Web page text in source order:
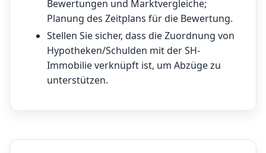
Bewertungen und Marktvergleiche;
Planung des Zeitplans für die Bewertung.
Stellen Sie sicher, dass die Zuordnung von
Hypotheken/Schulden mit der SH-
Immobilie verknüpft ist, um Abzüge zu
unterstützen.